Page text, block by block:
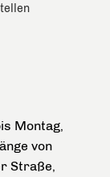
Montag,
von
Straße,